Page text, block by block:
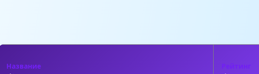
Название Рейтинг